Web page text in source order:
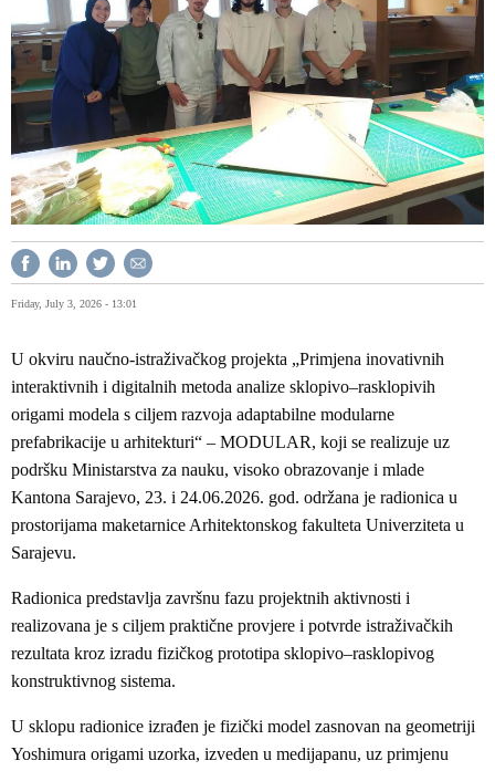
Friday, July 3, 2026 - 13:01
U okviru naučno-istraživačkog projekta „Primjena inovativnih
interaktivnih i digitalnih metoda analize sklopivo–rasklopivih
origami modela s ciljem razvoja adaptabilne modularne
prefabrikacije u arhitekturi“ – MODULAR, koji se realizuje uz
podršku Ministarstva za nauku, visoko obrazovanje i mlade
Kantona Sarajevo, 23. i 24.06.2026. god. održana je radionica u
prostorijama maketarnice Arhitektonskog fakulteta Univerziteta u
Sarajevu.
Radionica predstavlja završnu fazu projektnih aktivnosti i
realizovana je s ciljem praktične provjere i potvrde istraživačkih
rezultata kroz izradu fizičkog prototipa sklopivo–rasklopivog
konstruktivnog sistema.
U sklopu radionice izrađen je fizički model zasnovan na geometriji
Yoshimura origami uzorka, izveden u medijapanu, uz primjenu